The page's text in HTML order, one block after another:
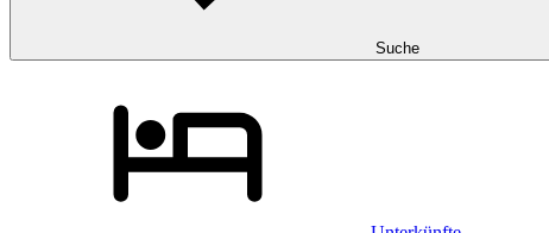
Suche